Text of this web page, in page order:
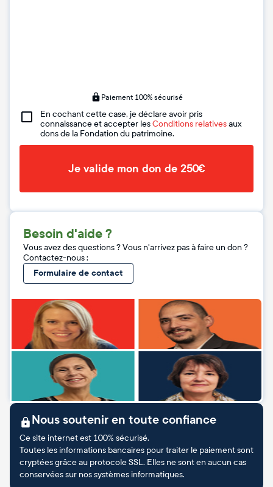
Paiement 100% sécurisé
En cochant cette case, je déclare avoir pris
connaissance et accepter lesConditions relativesaux
dons de la Fondation du patrimoine.
Je valide mon don de 250€
Besoin d'aide ?
Vous avez des questions ? Vous n'arrivez pas à faire un don ?
Contactez-nous :
Formulaire de contact
Nous soutenir en toute confiance
Ce site internet est 100% sécurisé.
Toutes les informations bancaires pour traiter le paiement sont
cryptées grâce au protocole SSL. Elles ne sont en aucun cas
conservées sur nos systèmes informatiques.